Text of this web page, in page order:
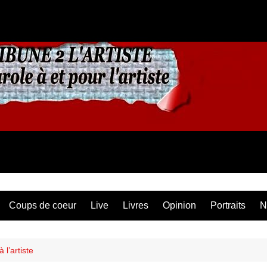
Coups de coeur Live Livres Opinion Portraits
l’artiste